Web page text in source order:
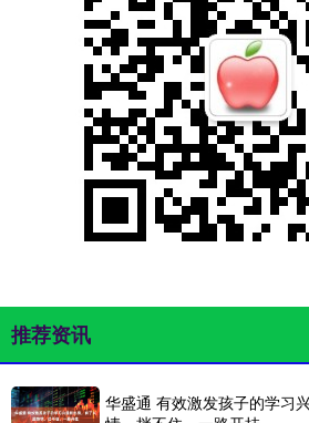
推荐资讯
华盛通 有效激发孩子的学习